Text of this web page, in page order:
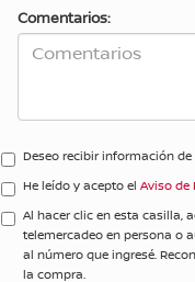
Comentarios:
Deseo recibir información
He leído y acepto el Aviso de
Al hacer clic en esta casilla,
telemercadeo en persona o
al número que ingresé.
la compra.